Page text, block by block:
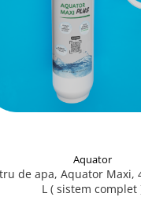
Aquator
de apa, Aquator Maxi,
L ( sistem complet